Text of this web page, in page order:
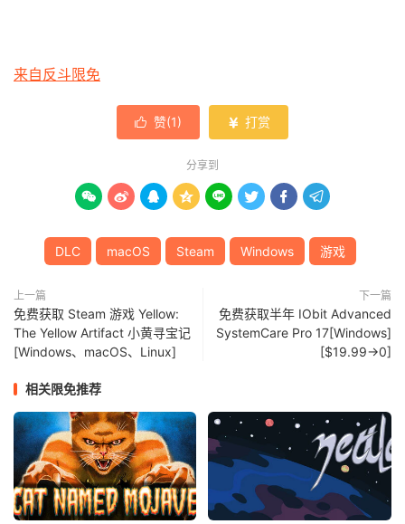
来自反斗限免
 赞(1)  打赏
分享到
       
DLC macOS Steam Windows 游戏
上一篇
免费获取 Steam 游戏 Yellow:
The Yellow Artifact 小黄寻宝记
[Windows、macOS、Linux]
下一篇
免费获取半年 IObit Advanced
SystemCare Pro 17[Windows]
[$19.99→0]
相关限免推荐